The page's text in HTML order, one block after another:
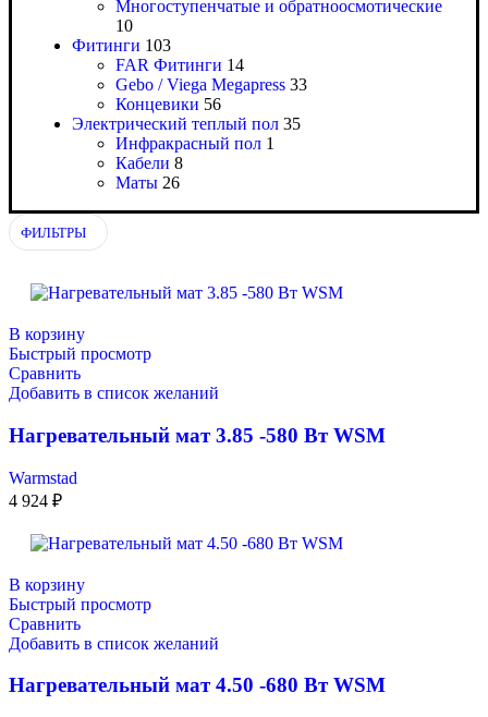
Многоступенчатые и обратноосмотические
10
Фитинги 103
FAR Фитинги 14
Gebo / Viega Megapress 33
Концевики 56
Электрический теплый пол 35
Инфракрасный пол 1
Кабели 8
Маты 26
ФИЛЬТРЫ
В корзину
Быстрый просмотр
Сравнить
Добавить в список желаний
Нагревательный мат 3.85 -580 Вт WSM
Warmstad
4 924 ₽
В корзину
Быстрый просмотр
Сравнить
Добавить в список желаний
Нагревательный мат 4.50 -680 Вт WSM